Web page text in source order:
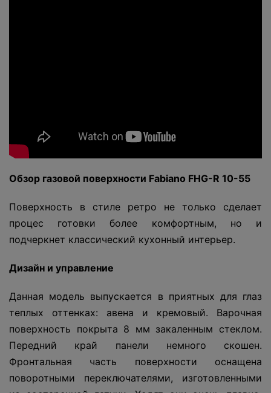
Обзор газовой поверхности Fabiano FHG-R 10-55
Поверхность в стиле ретро не только сделает
процес готовки более комфортным, но и
подчеркнет классический кухонный интерьер.
Дизайн и управление
Данная модель выпускается в приятных для глаз
теплых оттенках: авена и кремовый. Варочная
поверхность покрыта 8 мм закаленным стеклом.
Передний край панели немного скошен.
Фронтальная часть поверхности оснащена
поворотными переключателями, изготовленными